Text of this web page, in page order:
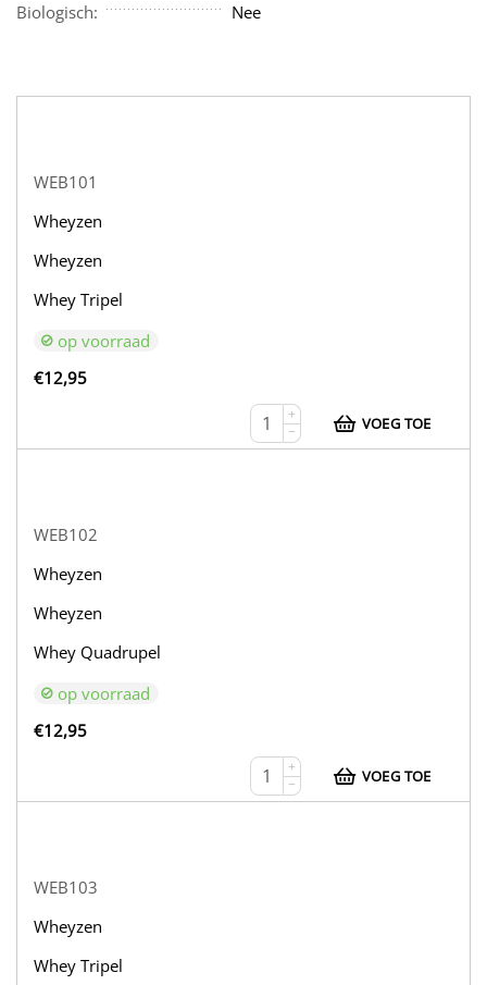
Biologisch: Nee
WEB101
Wheyzen
Wheyzen
Whey Tripel
op voorraad
€12,95
+
−
VOEG TOE
WEB102
Wheyzen
Wheyzen
Whey Quadrupel
op voorraad
€12,95
+
−
VOEG TOE
WEB103
Wheyzen
Whey Tripel